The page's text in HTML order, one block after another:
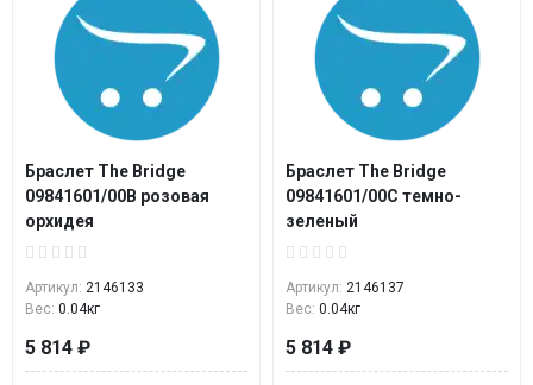
Браслет The Bridge
09841601/00B розовая
орхидея
Артикул: 2146133
Вес: 0.04кг
5 814 ₽
Браслет The Bridge
09841601/00C темно-
зеленый
Артикул: 2146137
Вес: 0.04кг
5 814 ₽